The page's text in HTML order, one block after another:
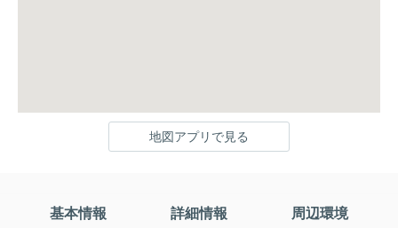
地図アプリで見る
基本情報 詳細情報 周辺環境